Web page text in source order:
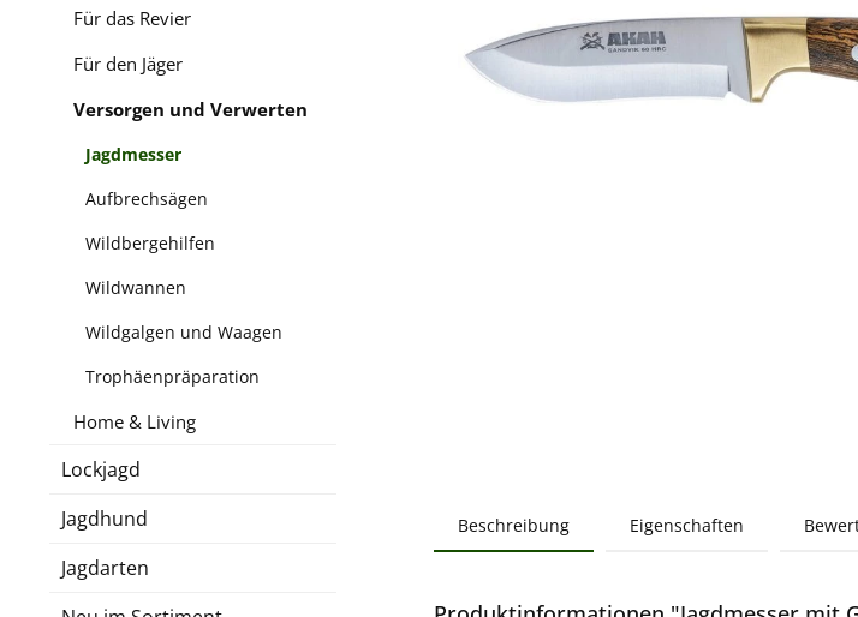
Für das Revier
Für den Jäger
Versorgen und Verwerten
Jagdmesser
Aufbrechsägen
Wildbergehilfen
Wildwannen
Wildgalgen und Waagen
Trophäenpräparation
Home & Living
Lockjagd
Jagdhund
Jagdarten
Beschreibung Eigenschaften